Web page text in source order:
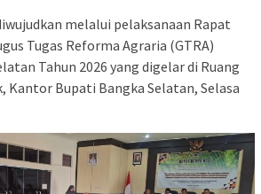
melalui pelaksanaan Rapat
Tugas Reforma Agraria (GTRA)
Tahun 2026 yang digelar di Ruang
Kantor Bupati Bangka Selatan, Selasa